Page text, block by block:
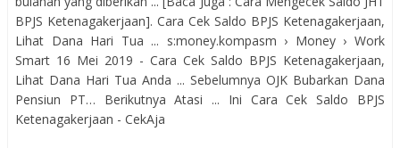
BPJS Ketenagakerjaan]. Cara Cek Saldo BPJS Ketenagakerjaan,
Lihat Dana Hari Tua ... s:money.kompasm › Money › Work
Smart 16 Mei 2019 - Cara Cek Saldo BPJS Ketenagakerjaan,
Lihat Dana Hari Tua Anda ... Sebelumnya OJK Bubarkan Dana
Pensiun PT… Berikutnya Atasi ... Ini Cara Cek Saldo BPJS
Ketenagakerjaan - CekAja